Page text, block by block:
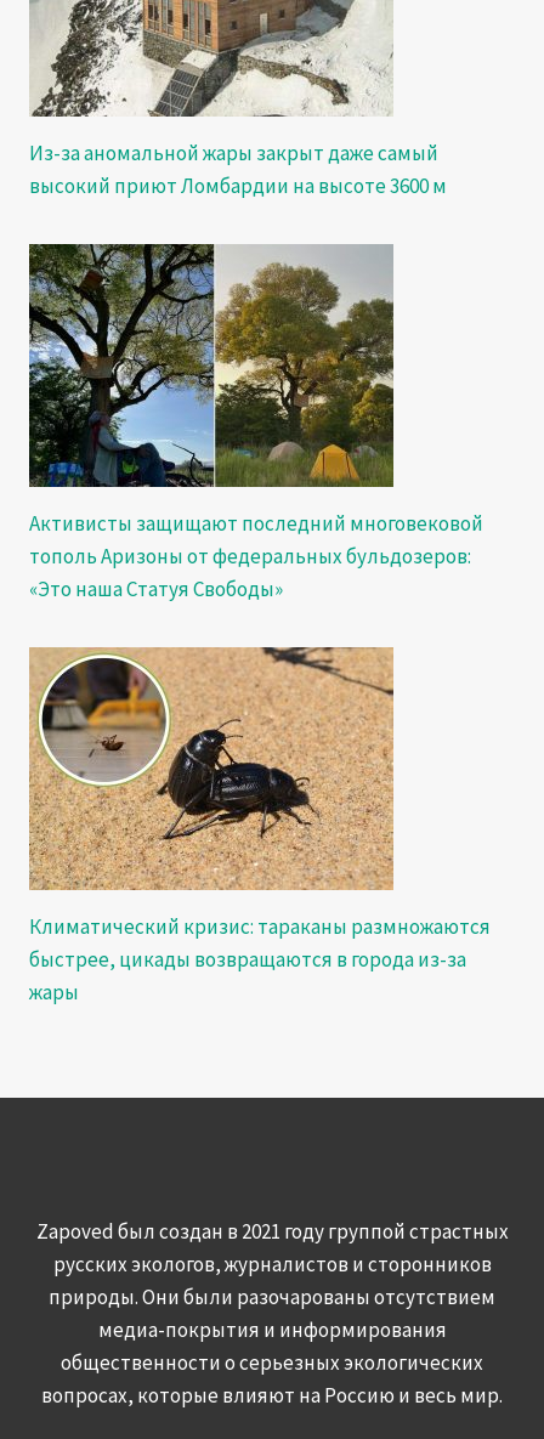
Из-за аномальной жары закрыт даже самый
высокий приют Ломбардии на высоте 3600 м
Активисты защищают последний многовековой
тополь Аризоны от федеральных бульдозеров:
«Это наша Статуя Свободы»
Климатический кризис: тараканы размножаются
быстрее, цикады возвращаются в города из-за
жары
Zapoved был создан в 2021 году группой страстных
русских экологов, журналистов и сторонников
природы. Они были разочарованы отсутствием
медиа-покрытия и информирования
общественности о серьезных экологических
вопросах, которые влияют на Россию и весь мир.